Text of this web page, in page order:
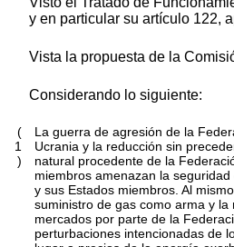
y en particular su artículo 122,
Vista la propuesta de la
Considerando lo siguiente:
(
1
)
La guerra de agresión de la
Ucrania y la reducción sin
natural procedente de la
miembros amenazan la
y sus Estados miembros. Al
suministro de gas como arma y la
mercados por parte de la
perturbaciones intencionadas de